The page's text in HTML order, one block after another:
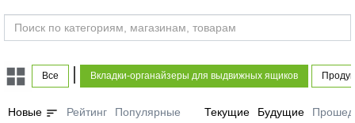
Все Вкладки-органайзеры для выдвижных ящиков
Новые sort Рейтинг Популярные Текущие Будущие